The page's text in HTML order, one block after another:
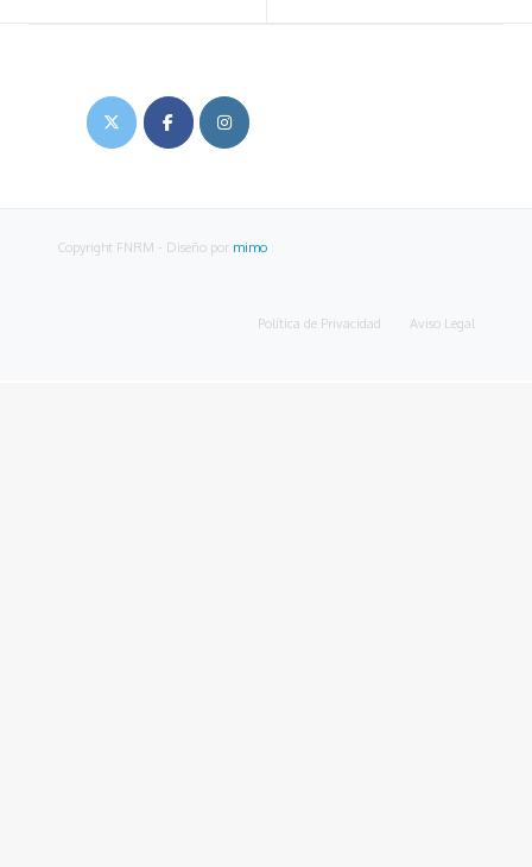
Copyright FNRM - Diseño por mimo
Política de Privacidad Aviso Legal